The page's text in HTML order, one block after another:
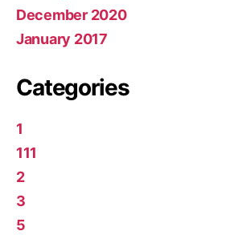
December 2020
January 2017
Categories
1
111
2
3
5